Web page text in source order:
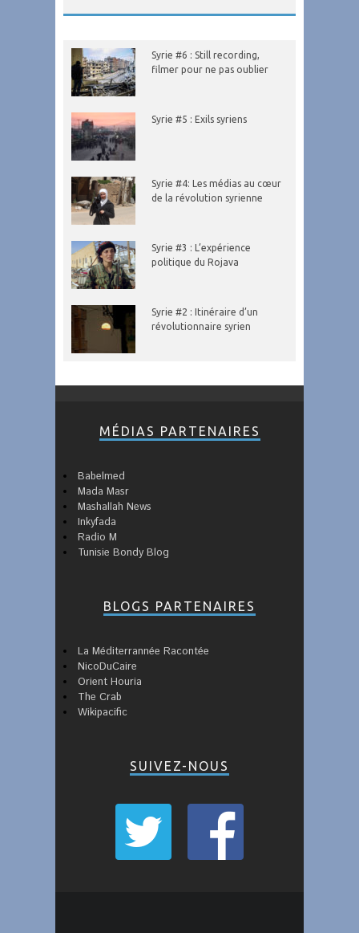
Syrie #6 : Still recording,
filmer pour ne pas oublier
Syrie #5 : Exils syriens
Syrie #4: Les médias au cœur
de la révolution syrienne
Syrie #3 : L’expérience
politique du Rojava
Syrie #2 : Itinéraire d’un
révolutionnaire syrien
MÉDIAS PARTENAIRES
Babelmed
Mada Masr
Mashallah News
Inkyfada
Radio M
Tunisie Bondy Blog
BLOGS PARTENAIRES
La Méditerrannée Racontée
NicoDuCaire
Orient Houria
The Crab
Wikipacific
SUIVEZ-NOUS